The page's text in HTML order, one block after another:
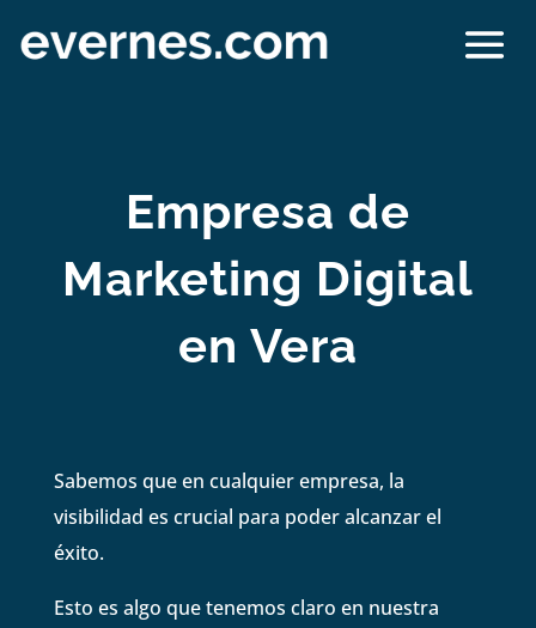
Empresa de
Marketing Digital
en Vera
Sabemos que en cualquier empresa, la
visibilidad es crucial para poder alcanzar el
éxito.
Esto es algo que tenemos claro en nuestra